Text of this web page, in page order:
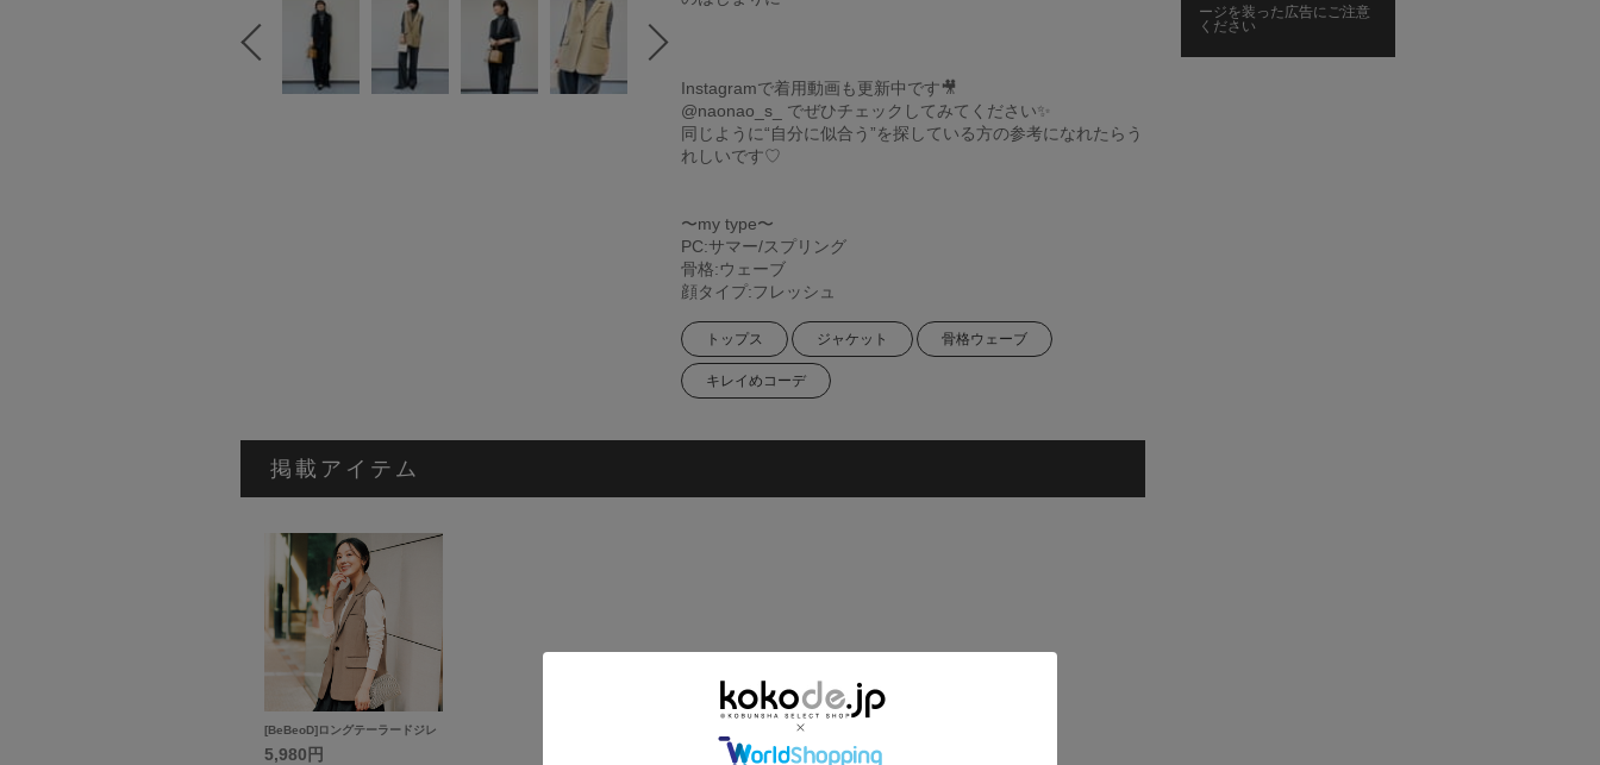
Instagramで着用動画も更新中です🎥
@naonao_s_ でぜひチェックしてみてください✨
同じように“自分に似合う”を探している方の参考になれたらう
れしいです♡
〜my type〜
PC:サマー/スプリング
骨格:ウェーブ
顔タイプ:フレッシュ
トップス ジャケット 骨格ウェーブ
キレイめコーデ
掲載アイテム
[BeBeoD]ロングテーラードジレ
5,980円
ージを装った広告にご注意
ください